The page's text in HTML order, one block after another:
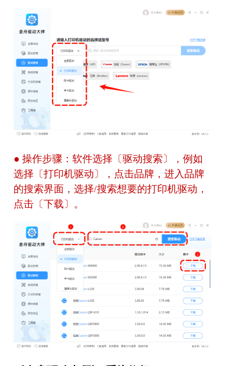
● 操作步骤：软件选择〔驱动搜索〕，例如
选择〔打印机驱动〕，点击品牌，进入品牌
的搜索界面，选择/搜索想要的打印机驱动，
点击〔下载〕。